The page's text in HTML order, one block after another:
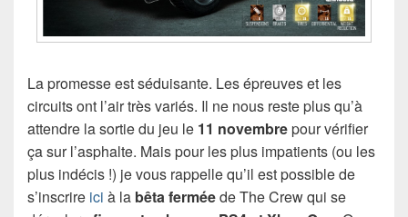
La promesse est séduisante. Les épreuves et les
circuits ont l’air très variés. Il ne nous reste plus qu’à
attendre la sortie du jeu le 11 novembrepour vérifier
ça sur l’asphalte. Mais pour les plus impatients (ou les
plus indécis !) je vous rappelle qu’il est possible de
s’inscrire ici à la bêta ferméede The Crew qui se